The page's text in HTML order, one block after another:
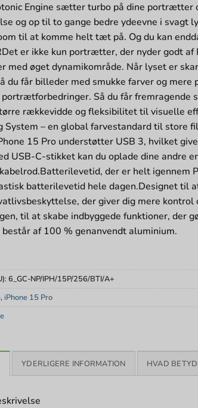
Engine sætter turbo på dine portrætter
og op til to gange bedre ydeevne i
til at komme helt tæt på. Og du kan
er ikke kun portrætter, der nyder godt
med øget dynamikområde. Når lyset er
du får billeder med smukke farver og
Så du får fremragende
rækkevidde og fleksibilitet til visuelle
System – en global farvestandard til
15 Pro understøtter USB 3, hvilket
USB-C-stikket kan du oplade dine andre
der er helt igennem
batterilevetid hele dagen.Designet til
der giver dig mere
til at skabe indbyggede funktioner, der
består af 100 % genanvendt aluminium.
6_GC-NP/IPH/15P/256/BTI/A+
, iPhone 15 Pro
YDERLIGERE INFORMATION HVAD